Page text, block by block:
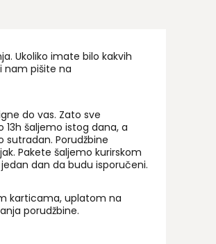
ako nemate, onda mogu i
Igra je za osobe uzrasta
Srbija.
Ukoliko imate bilo kakvih
nam pišite na
do vas. Zato sve
šaljemo istog dana, a
sutradan. Porudžbine
Pakete šaljemo kurirskom
dan da budu isporučeni.
karticama, uplatom na
porudžbine.